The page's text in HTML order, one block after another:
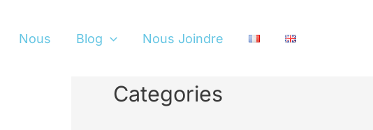
Nous Blog Nous Joindre
Categories